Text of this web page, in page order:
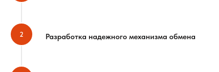
Разработка надежного механизма обмена